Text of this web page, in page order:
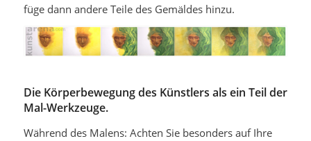
füge dann andere Teile des Gemäldes hinzu.
Die Körperbewegung des Künstlers als ein Teil der
Mal-Werkzeuge.
Während des Malens: Achten Sie besonders auf Ihre